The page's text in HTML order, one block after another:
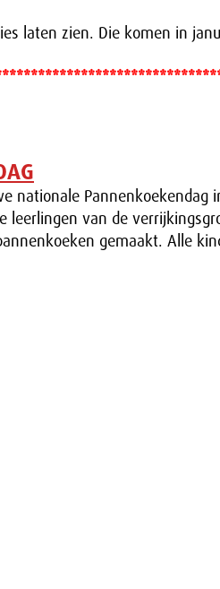
laten zien. Die komen in
nationale Pannenkoekendag
leerlingen van de
gemaakt. Alle